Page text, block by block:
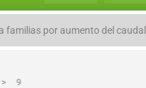
familias por aumento del
> 9